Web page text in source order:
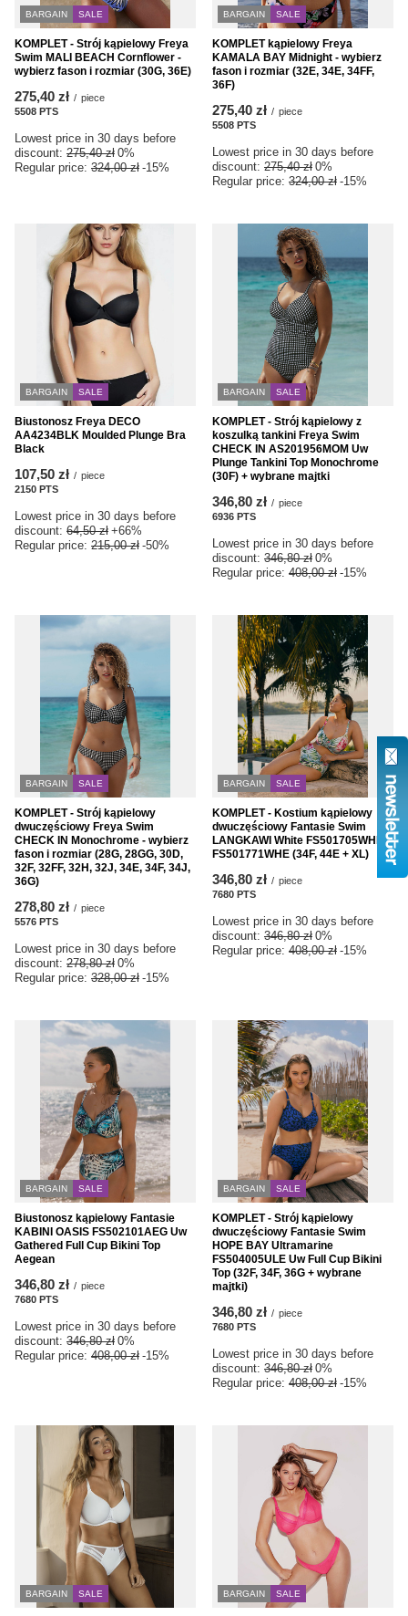
BARGAIN SALE
KOMPLET - Strój kąpielowy Freya
Swim MALI BEACH Cornflower -
wybierz fason i rozmiar (30G, 36E)
275,40 zł / piece
5508 PTS
Lowest price in 30 days before
discount: 275,40 zł 0%
Regular price: 324,00 zł -15%
BARGAIN SALE
KOMPLET kąpielowy Freya
KAMALA BAY Midnight - wybierz
fason i rozmiar (32E, 34E, 34FF,
36F)
275,40 zł / piece
5508 PTS
Lowest price in 30 days before
discount: 275,40 zł 0%
Regular price: 324,00 zł -15%
BARGAIN SALE
Biustonosz Freya DECO
AA4234BLK Moulded Plunge Bra
Black
107,50 zł / piece
2150 PTS
Lowest price in 30 days before
discount: 64,50 zł +66%
Regular price: 215,00 zł -50%
BARGAIN SALE
KOMPLET - Strój kąpielowy z
koszulką tankini Freya Swim
CHECK IN AS201956MOM Uw
Plunge Tankini Top Monochrome
(30F) + wybrane majtki
346,80 zł / piece
6936 PTS
Lowest price in 30 days before
discount: 346,80 zł 0%
Regular price: 408,00 zł -15%
BARGAIN SALE
KOMPLET - Strój kąpielowy
dwuczęściowy Freya Swim
CHECK IN Monochrome - wybierz
fason i rozmiar (28G, 28GG, 30D,
32F, 32FF, 32H, 32J, 34E, 34F, 34J,
36G)
278,80 zł / piece
5576 PTS
Lowest price in 30 days before
discount: 278,80 zł 0%
Regular price: 328,00 zł -15%
BARGAIN SALE
KOMPLET - Kostium kąpielowy
dwuczęściowy Fantasie Swim
LANGKAWI White FS501705WHE +
FS501771WHE (34F, 44E + XL)
346,80 zł / piece
7680 PTS
Lowest price in 30 days before
discount: 346,80 zł 0%
Regular price: 408,00 zł -15%
BARGAIN SALE
Biustonosz kąpielowy Fantasie
KABINI OASIS FS502101AEG Uw
Gathered Full Cup Bikini Top
Aegean
346,80 zł / piece
7680 PTS
Lowest price in 30 days before
discount: 346,80 zł 0%
Regular price: 408,00 zł -15%
BARGAIN SALE
KOMPLET - Strój kąpielowy
dwuczęściowy Fantasie Swim
HOPE BAY Ultramarine
FS504005ULE Uw Full Cup Bikini
Top (32F, 34F, 36G + wybrane
majtki)
346,80 zł / piece
7680 PTS
Lowest price in 30 days before
discount: 346,80 zł 0%
Regular price: 408,00 zł -15%
BARGAIN SALE BARGAIN SALE